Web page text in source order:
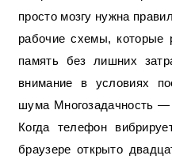
просто мозгу нужна
рабочие схемы, которые
память без лишних
внимание в условиях
шума Многозадачность —
Когда телефон
браузере открыто